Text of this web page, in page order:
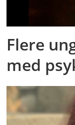
Flere
med